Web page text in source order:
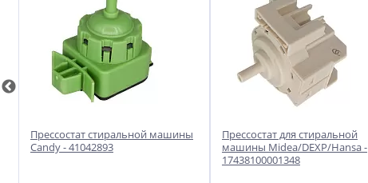
Прессостат стиральной машины
Candy - 41042893
Прессостат для стиральной
машины Midea/DEXP/Hansa -
17438100001348